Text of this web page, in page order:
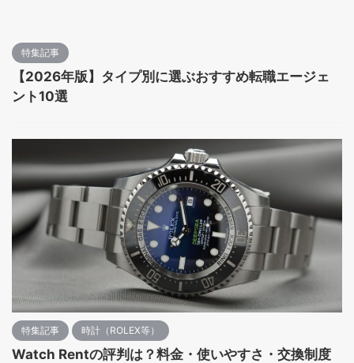
特集記事
【2026年版】タイプ別に選ぶおすすめ転職エージェ
ント10選
特集記事 時計（ROLEX等）
Watch Rentの評判は？料金・使いやすさ・交換制度